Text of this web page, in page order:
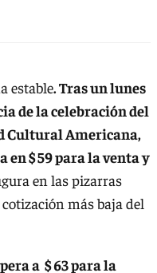
estable. Tras un lunes
de la celebración del
Cultural Americana,
$ 59 para la venta y
en las pizarras
más baja del
a $ 63 para la